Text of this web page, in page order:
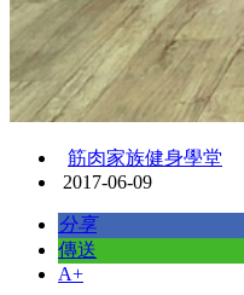
筋肉家族健身學堂
2017-06-09
分享
傳送
A+